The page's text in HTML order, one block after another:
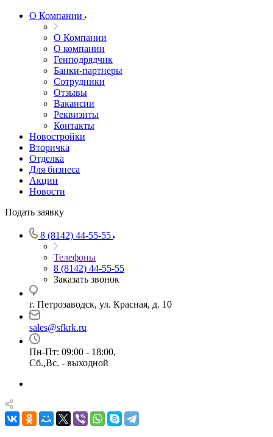
О Компании
О Компании
О компании
Генподрядчик
Банки-партнеры
Сотрудники
Отзывы
Вакансии
Реквизиты
Контакты
Новостройки
Вторичка
Отделка
Для бизнеса
Акции
Новости
Подать заявку
8 (8142) 44-55-55
Телефоны
8 (8142) 44-55-55
Заказать звонок
г. Петрозаводск, ул. Красная, д. 10
sales@sfkrk.ru
Пн-Пт: 09:00 - 18:00,
Сб.,Вс. - выходной